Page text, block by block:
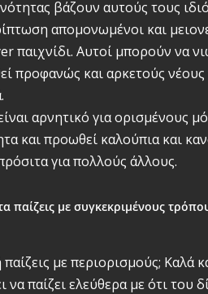
βάζουν αυτούς τους
απομονωμένοι και
παιχνίδι. Αυτοί μπορούν να
προφανώς και αρκετούς νέους
αρνητικό για ορισμένους
και προωθεί καλούπια και
για πολλούς άλλους.
παίζεις με συγκεκριμένους
με περιορισμούς; Καλά
παίζει ελεύθερα με ότι του